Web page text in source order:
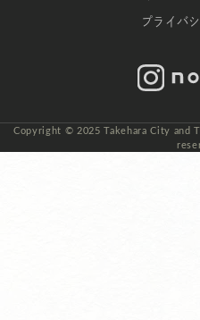
プライバ
note
Copyright © 2025 Takehara City and